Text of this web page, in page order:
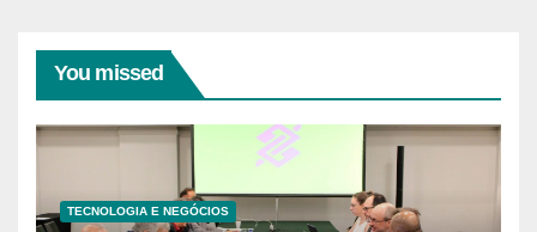
You missed
TECNOLOGIA E NEGÓCIOS